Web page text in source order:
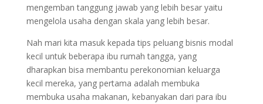
mengemban tanggung jawab yang lebih besar yaitu
mengelola usaha dengan skala yang lebih besar.
Nah mari kita masuk kepada tips peluang bisnis modal
kecil untuk beberapa ibu rumah tangga, yang
dharapkan bisa membantu perekonomian keluarga
kecil mereka, yang pertama adalah membuka
membuka usaha makanan, kebanyakan dari para ibu